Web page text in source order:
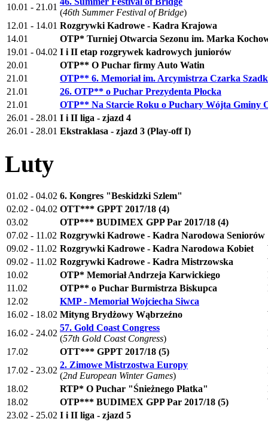
10.01 - 21.01
(46th Summer Festival of Bridge)
12.01 - 14.01 Rozgrywki Kadrowe - Kadra Krajowa
14.01
OTP* Turniej Otwarcia Sezonu im. Marka
19.01 - 04.02 I i II etap rozgrywek kadrowych juniorów
20.01
OTP** O Puchar firmy Auto Watin
21.01
OTP** 6. Memoriał im. Arcymistrza Czarka
21.01
26. OTP** o Puchar Prezydenta Płocka
21.01
OTP** Na Starcie Roku o Puchary Wójta Gminy
26.01 - 28.01 I i II liga - zjazd 4
26.01 - 28.01 Ekstraklasa - zjazd 3 (Play-off I)
Luty
01.02 - 04.02 6. Kongres "Beskidzki Szlem"
02.02 - 04.02 OTT*** GPPT 2017/18 (4)
03.02
OTP*** BUDIMEX GPP Par 2017/18 (4)
07.02 - 11.02 Rozgrywki Kadrowe - Kadra Narodowa Seniorów
09.02 - 11.02 Rozgrywki Kadrowe - Kadra Narodowa Kobiet
09.02 - 11.02 Rozgrywki Kadrowe - Kadra Mistrzowska
10.02
OTP* Memoriał Andrzeja Karwickiego
11.02
OTP** o Puchar Burmistrza Biskupca
12.02
KMP - Memoriał Wojciecha Siwca
16.02 - 18.02 Mityng Brydżowy Wąbrzeźno
16.02 - 24.02
57. Gold Coast Congress
(57th Gold Coast Congress)
17.02
OTT*** GPPT 2017/18 (5)
17.02 - 23.02
2. Zimowe Mistrzostwa Europy
(2nd European Winter Games)
18.02
RTP* O Puchar "Śnieżnego Płatka"
18.02
OTP*** BUDIMEX GPP Par 2017/18 (5)
23.02 - 25.02 I i II liga - zjazd 5